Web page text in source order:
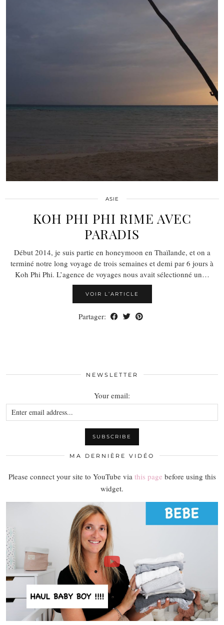
ASIE
KOH PHI PHI RIME AVEC
PARADIS
Début 2014, je suis partie en honeymoon en Thaïlande, et on a
terminé notre long voyage de trois semaines et demi par 6 jours à
Koh Phi Phi. L’agence de voyages nous avait sélectionné un…
VOIR L’ARTICLE
Partager:
NEWSLETTER
Your email:
MA DERNIÈRE VIDÉO
Please connect your site to YouTube via this page before using this
widget.